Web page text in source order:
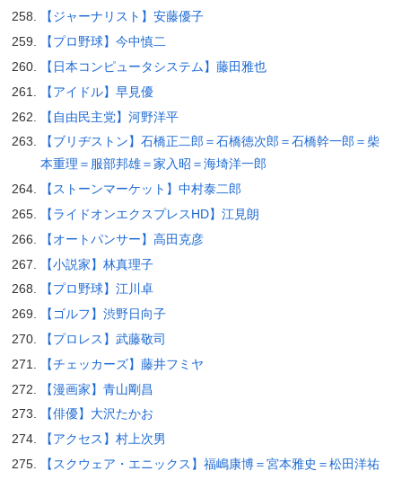
【ジャーナリスト】安藤優子
【プロ野球】今中慎二
【日本コンピュータシステム】藤田雅也
【アイドル】早見優
【自由民主党】河野洋平
【ブリヂストン】石橋正二郎＝石橋徳次郎＝石橋幹一郎＝柴
本重理＝服部邦雄＝家入昭＝海埼洋一郎
【ストーンマーケット】中村泰二郎
【ライドオンエクスプレスHD】江見朗
【オートパンサー】高田克彦
【小説家】林真理子
【プロ野球】江川卓
【ゴルフ】渋野日向子
【プロレス】武藤敬司
【チェッカーズ】藤井フミヤ
【漫画家】青山剛昌
【俳優】大沢たかお
【アクセス】村上次男
【スクウェア・エニックス】福嶋康博＝宮本雅史＝松田洋祐